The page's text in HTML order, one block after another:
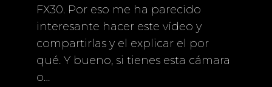
FX30. Por eso me ha parecido
interesante hacer este vídeo y
compartirlas y el explicar el por
qué. Y bueno, si tienes esta cámara
o…